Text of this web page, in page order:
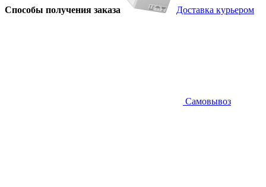
Способы получения заказа Доставка курьером
Самовывоз